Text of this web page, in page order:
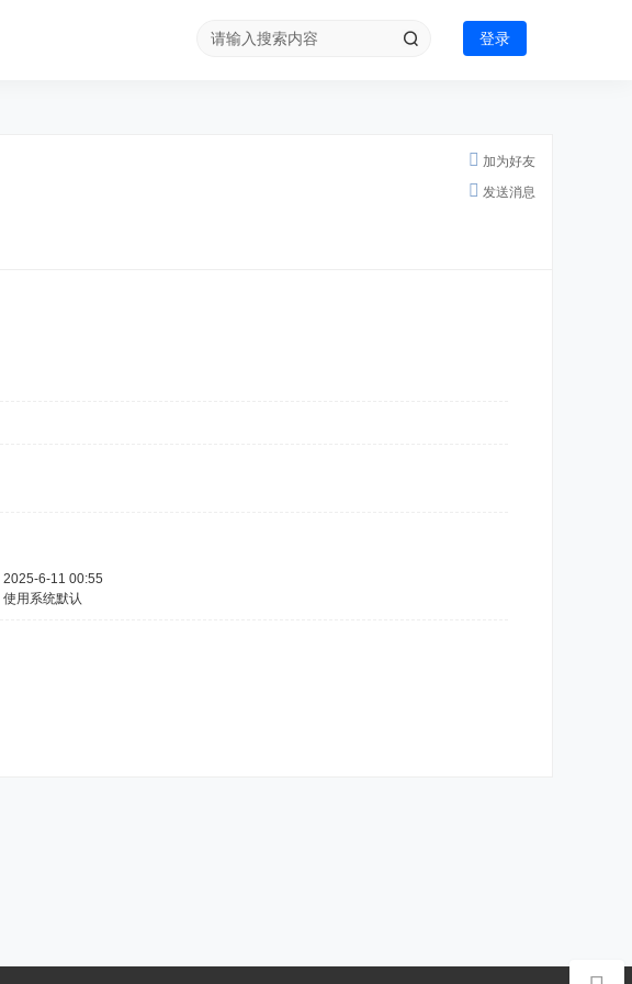
登录
加为好友
发送消息
2025-6-11 00:55
使用系统默认